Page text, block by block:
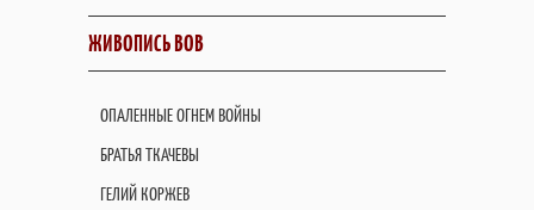
ЖИВОПИСЬ ВОВ
ОПАЛЕННЫЕ ОГНЕМ ВОЙНЫ
БРАТЬЯ ТКАЧЕВЫ
ГЕЛИЙ КОРЖЕВ